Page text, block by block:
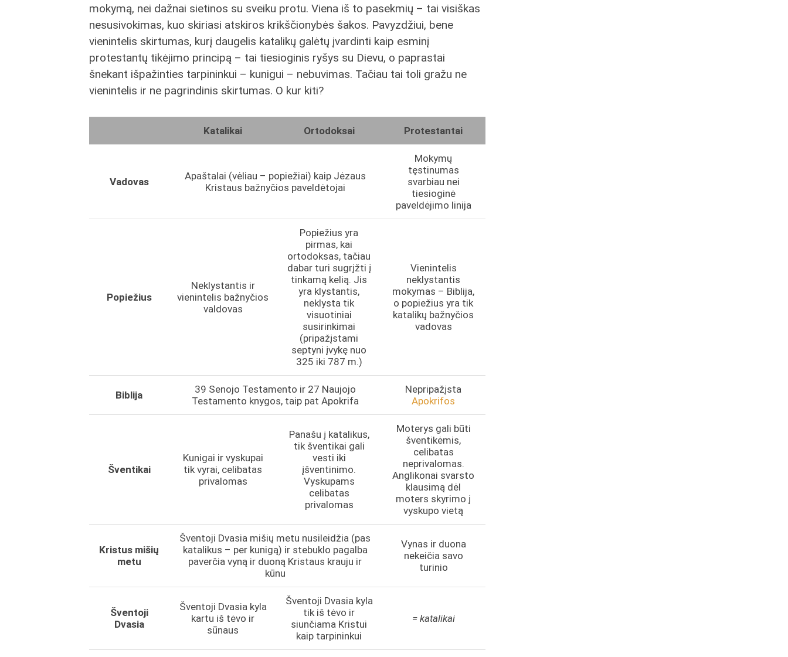
mokymą, nei dažnai sietinos su sveiku protu. Viena iš to pasekmių – tai visiškas
nesusivokimas, kuo skiriasi atskiros krikščionybės šakos. Pavyzdžiui, bene
vienintelis skirtumas, kurį daugelis katalikų galėtų įvardinti kaip esminį
protestantų tikėjimo principą – tai tiesioginis ryšys su Dievu, o paprastai
šnekant išpažinties tarpininkui – kunigui – nebuvimas. Tačiau tai toli gražu ne
vienintelis ir ne pagrindinis skirtumas. O kur kiti?
Katalikai Ortodoksai Protestantai
Vadovas
Apaštalai (vėliau – popiežiai) kaip Jėzaus
Kristaus bažnyčios paveldėtojai
Mokymų
tęstinumas
svarbiau nei
tiesioginė
paveldėjimo linija
Popiežius
Neklystantis ir
vienintelis bažnyčios
valdovas
Popiežius yra
pirmas, kai
ortodoksas, tačiau
dabar turi sugrįžti į
tinkamą kelią. Jis
yra klystantis,
neklysta tik
visuotiniai
susirinkimai
(pripažįstami
septyni įvykę nuo
325 iki 787 m.)
Vienintelis
neklystantis
mokymas – Biblija,
o popiežius yra tik
katalikų bažnyčios
vadovas
Biblija
39 Senojo Testamento ir 27 Naujojo
Testamento knygos, taip pat Apokrifa
Nepripažįsta
Apokrifos
Šventikai
Kunigai ir vyskupai
tik vyrai, celibatas
privalomas
Panašu į katalikus,
tik šventikai gali
vesti iki
įšventinimo.
Vyskupams
celibatas
privalomas
Moterys gali būti
šventikėmis,
celibatas
neprivalomas.
Anglikonai svarsto
klausimą dėl
moters skyrimo į
vyskupo vietą
Kristus mišių
metu
Šventoji Dvasia mišių metu nusileidžia (pas
katalikus – per kunigą) ir stebuklo pagalba
paverčia vyną ir duoną Kristaus krauju ir
kūnu
Vynas ir duona
nekeičia savo
turinio
Šventoji
Dvasia
Šventoji Dvasia kyla
kartu iš tėvo ir
sūnaus
Šventoji Dvasia kyla
tik iš tėvo ir
siunčiama Kristui
kaip tarpininkui
= katalikai